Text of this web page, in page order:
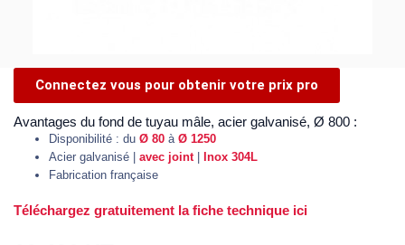
Connectez vous pour obtenir votre prix pro
Avantages du fond de tuyau mâle, acier galvanisé, Ø 800 :
Disponibilité : du Ø 80 à Ø 1250
Acier galvanisé | avec joint
Inox 304L
Fabrication française
Téléchargez gratuitement la fiche technique ici